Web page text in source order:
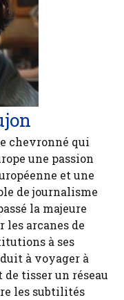
chevronné qui
une passion
et une
de journalisme
la majeure
les arcanes de
à ses
à voyager à
tisser un réseau
les subtilités